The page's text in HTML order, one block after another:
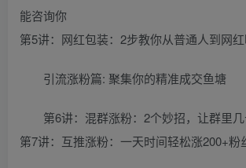
能咨询你
第5讲：网红包装：2步教你从普通人到网
引流涨粉篇: 聚集你的精准成交鱼塘
第6讲：混群涨粉：2个妙招，让群里
第7讲：互推涨粉：一天时间轻松涨200+粉